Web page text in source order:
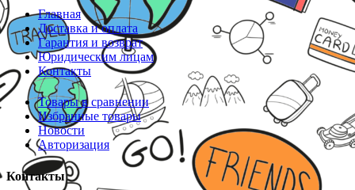
Главная
Доставка и оплата
Гарантия и возврат
Юридическим лицам
Контакты
Товары в сравнении
Избранные товары
Новости
Авторизация
Контакты